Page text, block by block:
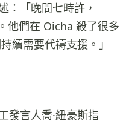
：「晚間七時許，
他們在 Oicha 殺了很多
續需要代禱支援。」
發言人喬·紐豪斯指